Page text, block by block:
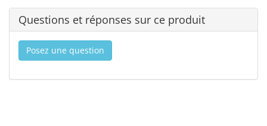
Questions et réponses sur ce produit
Posez une question